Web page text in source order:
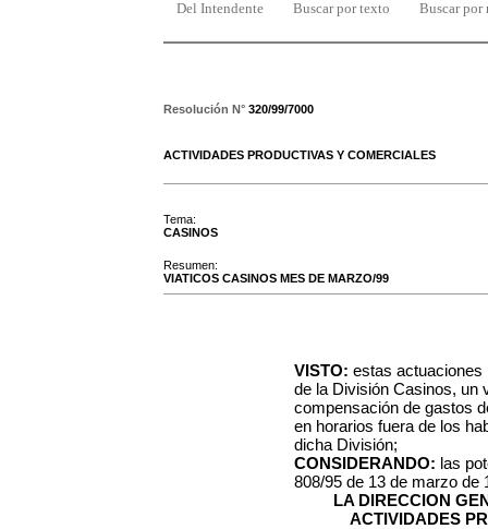
Del Intendente Buscar por texto Buscar por
Resolución N° 320/99/7000
ACTIVIDADES PRODUCTIVAS Y COMERCIALES
Tema:
CASINOS
Resumen:
VIATICOS CASINOS MES DE MARZO/99
VISTO: estas actuaciones
de la División Casinos, un
compensación de gastos
en horarios fuera de los
dicha División;
CONSIDERANDO: las
808/95 de 13 de marzo de
LA DIRECCION
ACTIVIDADES